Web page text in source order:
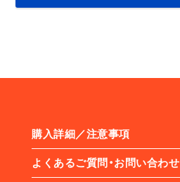
購入詳細／注意事項
よくあるご質問・お問い合わせ